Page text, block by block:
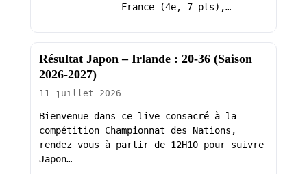
France (4e, 7 pts),…
Résultat Japon – Irlande : 20-36 (Saison
2026-2027)
11 juillet 2026
Bienvenue dans ce live consacré à la
compétition Championnat des Nations,
rendez vous à partir de 12H10 pour suivre
Japon…